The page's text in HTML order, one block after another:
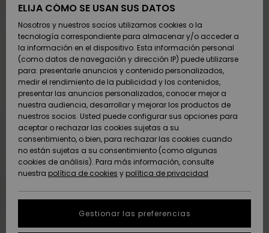
Zapatos y
chanclas
Surf
Snow
Novedades
Destacados
Zapatos y
chanclas
Surf
Snow
Novedades
Destacados
Destacados
Snow
SURF
Highlights
Comunidad
SNOW
Snow Niños
Tienda
Snow Mujer
Destacados
Comunidad
DOBLE
PROMO
Outlet
Mujer
AYUDA &
CONTACTO
Devoluciones
Pago
Tarjeta de
regalo
Quiksilver
Freedom
Protección de
datos
personales
SOSTENIBILIDAD
ELIJA CÓMO SE USAN SUS DATOS
Nosotros y nuestros socios utilizamos cookies o la
tecnología correspondiente para almacenar y/o acceder a
la información en el dispositivo. Esta información personal
(como datos de navegación y dirección IP) puede utilizarse
para: presentarle anuncios y contenido personalizados,
medir el rendimiento de la publicidad y los contenidos,
presentar las anuncios personalizados, conocer mejor a
nuestra audiencia, desarrollar y mejorar los productos de
nuestros socios. Usted puede configurar sus opciones para
aceptar o rechazar las cookies sujetas a su
consentimiento, o bien, para rechazar las cookies cuando
no están sujetas a su consentimiento (como algunas
cookies de análisis). Para más información, consulte
nuestra política de cookies y política de privacidad
Gestionar las preferencias